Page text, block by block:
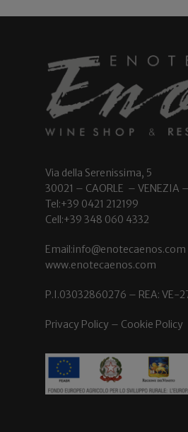
Via della Serenissima, 5
30021 – CAORLE – VENEZIA
Tel:+39 0421 212199
Cell:+39 348 060 4332
Email:info@enotecaenos.com
www.enotecaenos.com
P.I.03032860276 – REA: VE-
Privacy Policy – Cookie Policy